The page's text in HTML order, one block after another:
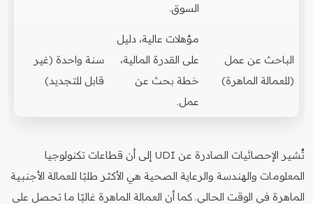
السوق.
الباحث عن عمل
(للعمالة الماهرة)
مؤهلات عالية، دليل
على القدرة المالية،
خطة بحث عن
عمل.
سنة واحدة (غير
قابل للتجديد)
تُشير الإحصائيات الصادرة عن UDI إلى أن قطاعات تكنولوجيا
المعلومات والهندسة والرعاية الصحية هي الأكثر طلبًا للعمالة الأجنبية
الماهرة في الوقت الحالي. كما أن العمالة الماهرة غالبًا ما تحصل على